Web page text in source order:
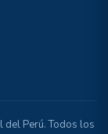
Perú. Todos los